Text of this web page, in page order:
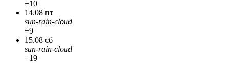
+10
14.08 пт
sun-rain-cloud
+9
15.08 сб
sun-rain-cloud
+19